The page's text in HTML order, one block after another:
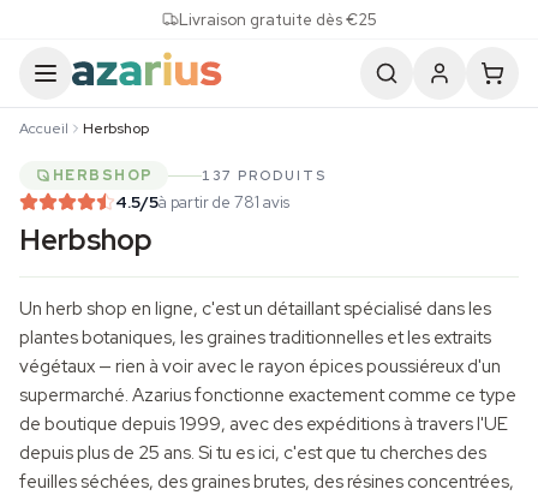
Livraison gratuite dès €25
Accueil Herbshop
HERBSHOP 137 PRODUITS
4.5/5à partir de 781 avis
Herbshop
Un herb shop en ligne, c'est un détaillant spécialisé dans les
plantes botaniques, les graines traditionnelles et les extraits
végétaux — rien à voir avec le rayon épices poussiéreux d'un
supermarché. Azarius fonctionne exactement comme ce type
de boutique depuis 1999, avec des expéditions à travers l'UE
depuis plus de 25 ans. Si tu es ici, c'est que tu cherches des
feuilles séchées, des graines brutes, des résines concentrées,